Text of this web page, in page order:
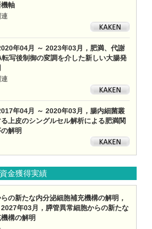
軸
年04月 ～ 2023年03月，肥満、代謝
写後制御の変調を介した新しい大腸発
年04月 ～ 2020年03月，腸内細菌叢
上皮のシングルセル解析による肥満関
解明
金獲得実績
の新たな内分泌細胞補充機構の解明，
年03月，膵管異常細胞からの新たな
構の解明